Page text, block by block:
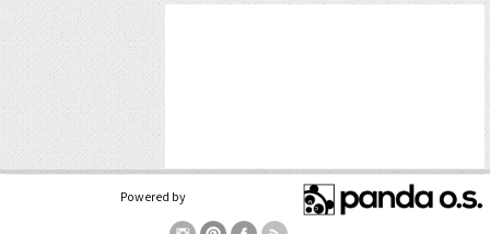
#49018
חציל קלוי בתנור – שתי
אפשרויות הגשה
Powered by